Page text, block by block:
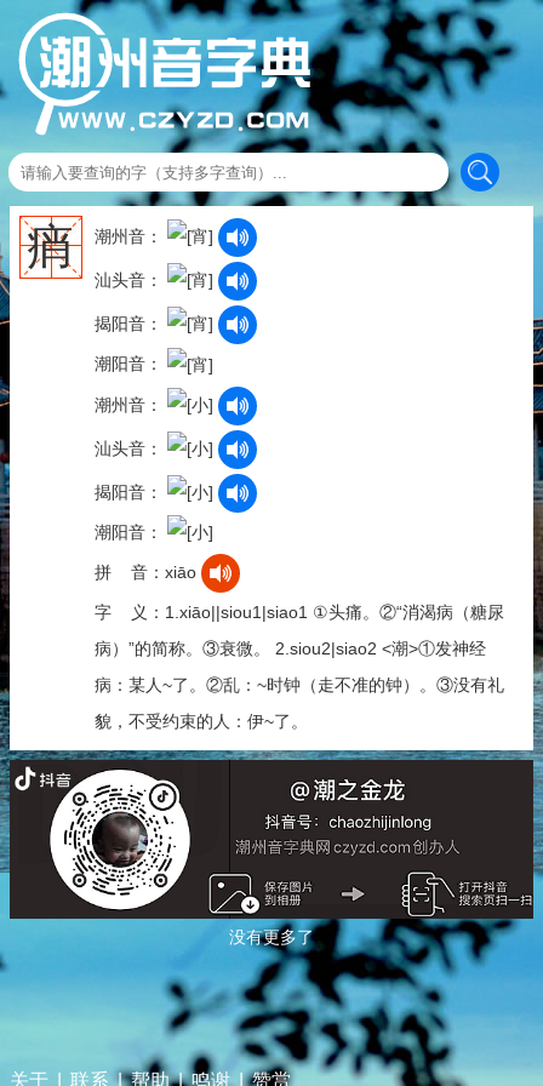
痟 潮州音：
汕头音：
揭阳音：
潮阳音：
潮州音：
汕头音：
揭阳音：
潮阳音：
拼 音：xiāo
字 义：1.xiāo||siou1|siao1 ①头痛。②“消渴病（糖尿
病）”的简称。③衰微。 2.siou2|siao2 <潮>①发神经
病：某人~了。②乱：~时钟（走不准的钟）。③没有礼
貌，不受约束的人：伊~了。
没有更多了
关于 联系 | 帮助 | 鸣谢 | 赞赏